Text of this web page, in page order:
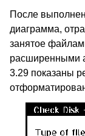
После
диаграмма,
занятое
расширенными
3.29 показаны